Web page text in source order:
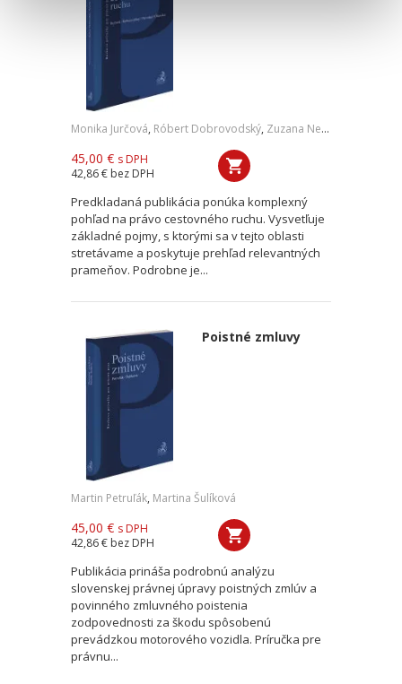
Monika Jurčová, Róbert Dobrovodský, Zuzana Nevolná
45,00 € s DPH
42,86 € bez DPH
Predkladaná publikácia ponúka komplexný
pohľad na právo cestovného ruchu. Vysvetľuje
základné pojmy, s ktorými sa v tejto oblasti
stretávame a poskytuje prehľad relevantných
prameňov. Podrobne je...
Poistné zmluvy
Martin Petruľák, Martina Šulíková
45,00 € s DPH
42,86 € bez DPH
Publikácia prináša podrobnú analýzu
slovenskej právnej úpravy poistných zmlúv a
povinného zmluvného poistenia
zodpovednosti za škodu spôsobenú
prevádzkou motorového vozidla. Príručka pre
právnu...